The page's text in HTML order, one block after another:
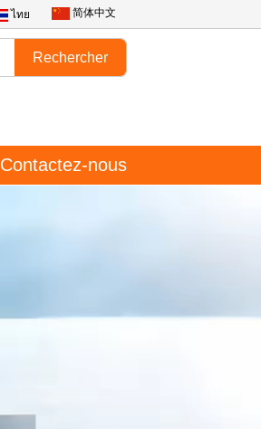
ไทย 简体中文
Contactez-nous